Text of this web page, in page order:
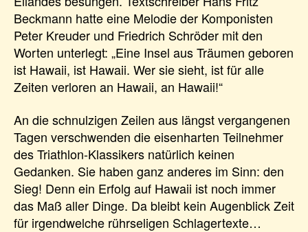
Beckmann hatte eine Melodie der Komponisten
Peter Kreuder und Friedrich Schröder mit den
Worten unterlegt: „Eine Insel aus Träumen geboren
ist Hawaii, ist Hawaii. Wer sie sieht, ist für alle
Zeiten verloren an Hawaii, an Hawaii!“
An die schnulzigen Zeilen aus längst vergangenen
Tagen verschwenden die eisenharten Teilnehmer
des Triathlon-Klassikers natürlich keinen
Gedanken. Sie haben ganz anderes im Sinn: den
Sieg! Denn ein Erfolg auf Hawaii ist noch immer
das Maß aller Dinge. Da bleibt kein Augenblick Zeit
für irgendwelche rührseligen Schlagertexte…